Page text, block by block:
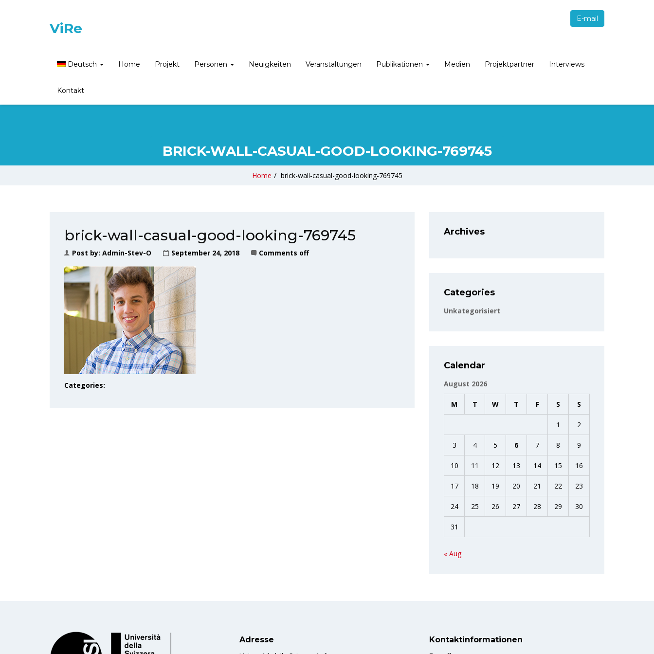
ViRe
E-mail
Deutsch Home Projekt Personen Neuigkeiten Veranstaltungen Publikationen Medien Projektpartner Interviews
Kontakt
BRICK-WALL-CASUAL-GOOD-LOOKING-769745
Home / brick-wall-casual-good-looking-769745
brick-wall-casual-good-looking-769745
Post by: Admin-Stev-O September 24, 2018 Comments off
Categories:
Archives
Categories
Unkategorisiert
Calendar
August 2026
M T W T F S S
1 2
3 4 5 6 7 8 9
10 11 12 13 14 15 16
17 18 19 20 21 22 23
24 25 26 27 28 29 30
31
« Aug
Adresse
Kontaktinformationen